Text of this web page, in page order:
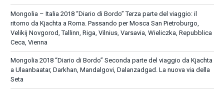
Mongolia – Italia 2018 “Diario di Bordo” Terza parte del viaggio: il
ritorno da Kjachta a Roma. Passando per Mosca San Pietroburgo,
Velikij Novgorod, Tallinn, Riga, Vilnius, Varsavia, Wieliczka, Repubblica
Ceca, Vienna
Mongolia 2018 “Diario di Bordo” Seconda parte del viaggio da Kjachta
a Ulaanbaatar, Darkhan, Mandalgovi, Dalanzadgad. La nuova via della
Seta